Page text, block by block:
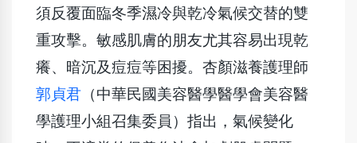
須反覆面臨冬季濕冷與乾冷氣候交替的雙
重攻擊。敏感肌膚的朋友尤其容易出現乾
癢、暗沉及痘痘等困擾。杏顏滋養護理師
郭貞君 （中華民國美容醫學醫學會美容醫
學護理小組召集委員）指出，氣候變化